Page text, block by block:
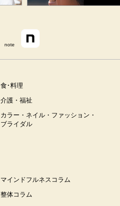
note
食･料理
介護・福祉
カラー・ネイル・ファッション・
ブライダル
マインドフルネスコラム
整体コラム